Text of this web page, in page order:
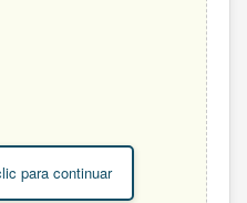
para continuar